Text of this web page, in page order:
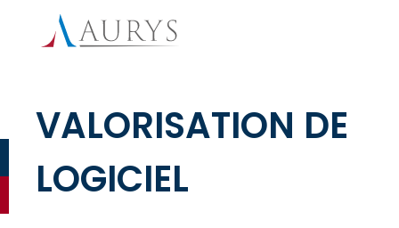
VALORISATION DE
LOGICIEL